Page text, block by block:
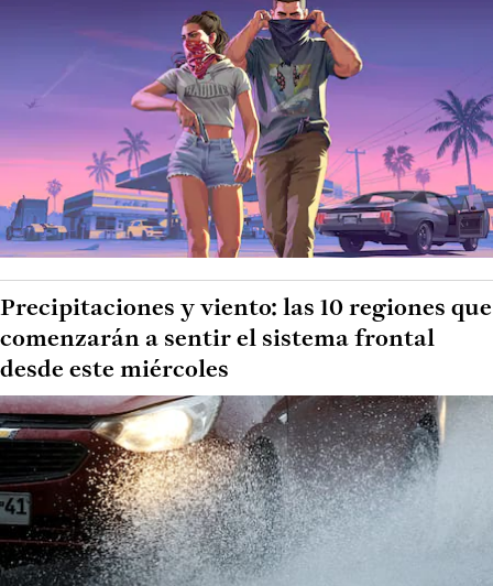
Precipitaciones y viento: las 10 regiones que
comenzarán a sentir el sistema frontal
desde este miércoles